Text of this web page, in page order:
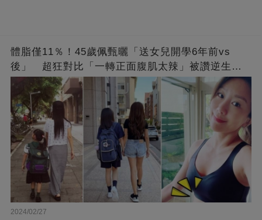
體脂僅11％！45歲佩甄曬「送女兒開學6年前vs
後」 超狂對比「一轉正面腹肌太辣」被讚逆生
長：媽媽變姊姊❤
2024/02/27